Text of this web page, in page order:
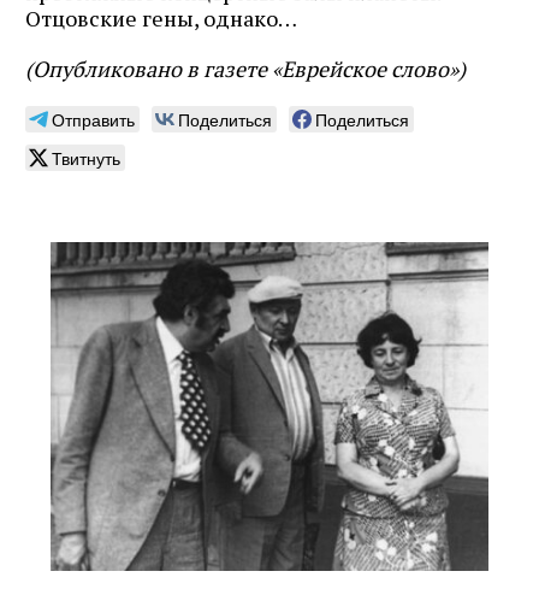
Отцовские гены, однако…
(Опубликовано в газете«Еврейское слово»)
Отправить Поделиться
Поделиться
Твитнуть